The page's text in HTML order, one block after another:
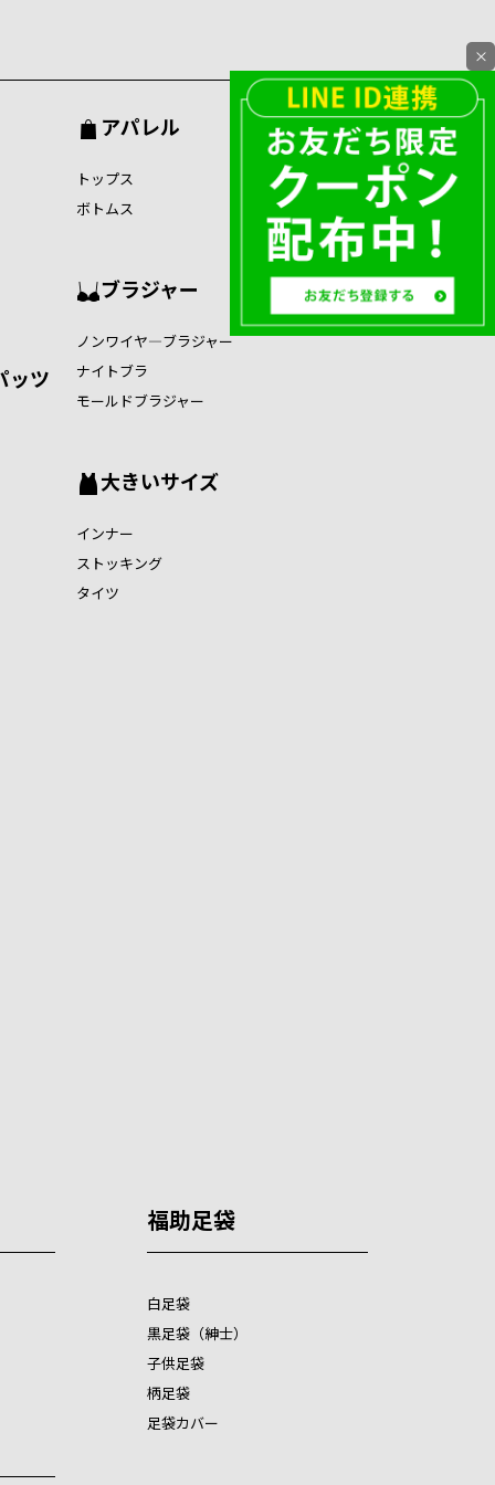
ッツ
アパレル
トップス
ボトムス
ブラジャー
ノンワイヤ―ブラジャー
ナイトブラ
モールドブラジャー
大きいサイズ
インナー
ストッキング
タイツ
福助足袋
白足袋
黒足袋（紳士）
子供足袋
柄足袋
足袋カバー
×